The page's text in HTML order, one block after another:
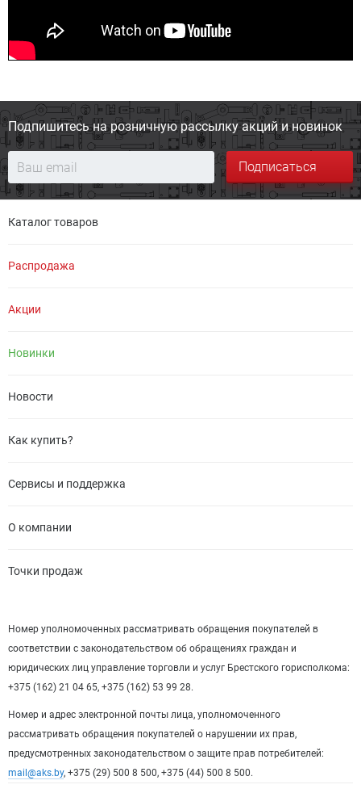
Подпишитесь на розничную рассылку акций и новинок
Подписаться
Каталог товаров
Распродажа
Акции
Новинки
Новости
Как купить?
Сервисы и поддержка
О компании
Точки продаж
Номер уполномоченных рассматривать обращения покупателей в
соответствии с законодательством об обращениях граждан и
юридических лиц управление торговли и услуг Брестского горисполкома:
+375 (162) 21 04 65, +375 (162) 53 99 28.
Номер и адрес электронной почты лица, уполномоченного
рассматривать обращения покупателей о нарушении их прав,
предусмотренных законодательством о защите прав потребителей:
mail@aks.by, +375 (29) 500 8 500, +375 (44) 500 8 500.